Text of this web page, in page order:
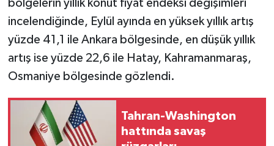
bölgelerin yıllık konut fiyat endeksi değişimleri
incelendiğinde, Eylül ayında en yüksek yıllık artış
yüzde 41,1 ile Ankara bölgesinde, en düşük yıllık
artış ise yüzde 22,6 ile Hatay, Kahramanmaraş,
Osmaniye bölgesinde gözlendi.
Tahran-Washington
hattında savaş